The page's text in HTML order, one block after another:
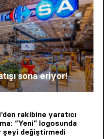
sona eriyor!
rakibine yaratıcı
“Yeni” logosunda
şeyi değiştirmedi